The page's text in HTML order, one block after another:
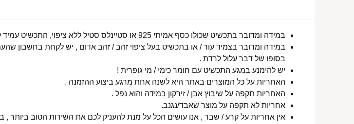
במידה ומדובר בתכשיט שכולו כסף אמיתי 925 או סטיינלס סטיל ללא ציפוי, התכשיט עמיד למים לטווח ארוך ביותר מעל שנה !
במידה ומדובר בצמיד עור / או בתכשיט בעל ציפוי זהב / זהב אדום , יש לקחת בחשבון
בסופו של דבר עלול לרדת .
יש להימנע במגע התכשיט עם חומר כימי / מי גופרית !
האחריות על כל המוצרים באתר היא לשנה אחת מרגע ביצוע ההזמנה .
האחריות תקפה על שיבוץ אבן / זירקון במידה והוא נפל .
אחריות לא תקפה על מוצר שאבד/נגנב.
אין אחריות על קרע / שבר , אנו עושים הכל על מנת להעניק לכם את השירות הטוב ביותר